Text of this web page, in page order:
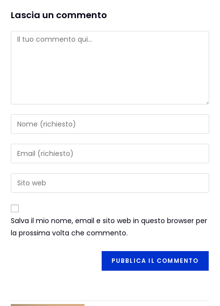
Lascia un commento
Salva il mio nome, email e sito web in questo browser per
la prossima volta che commento.